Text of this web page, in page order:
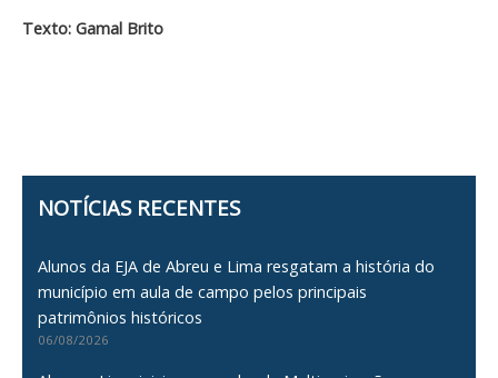
Texto: Gamal Brito
NOTÍCIAS RECENTES
Alunos da EJA de Abreu e Lima resgatam a história do
município em aula de campo pelos principais
patrimônios históricos
06/08/2026